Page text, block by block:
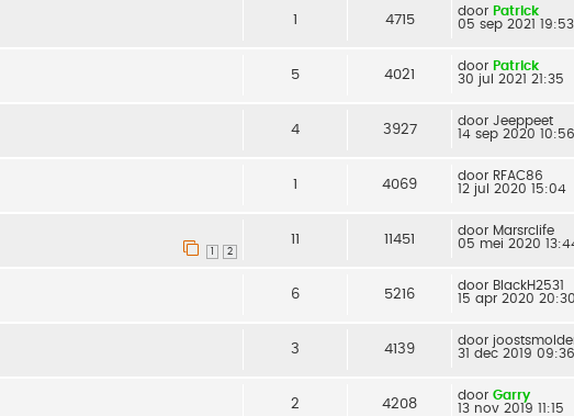
1 4715
door Patrick
05 sep 2021 19:53
5 4021
door Patrick
30 jul 2021 21:35
4 3927
door Jeeppeet
14 sep 2020 10:56
1 4069
door RFAC86
12 jul 2020 15:04
2
11 11451
door Marsrclife
05 mei 2020
6 5216
door BlackH2531
15 apr 2020 20:30
3 4139
door
31 dec 2019 09:36
2 4208
door Garry
13 nov 2019 11:15